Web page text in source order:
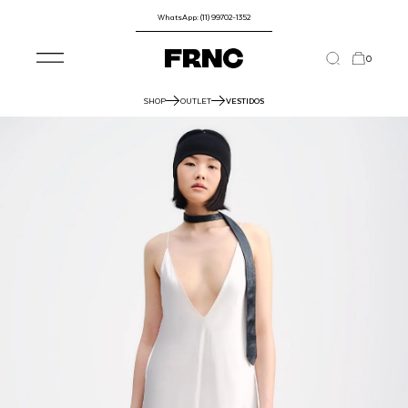
WhatsApp: (11) 99702-1352
0
SHOP OUTLET VESTIDOS